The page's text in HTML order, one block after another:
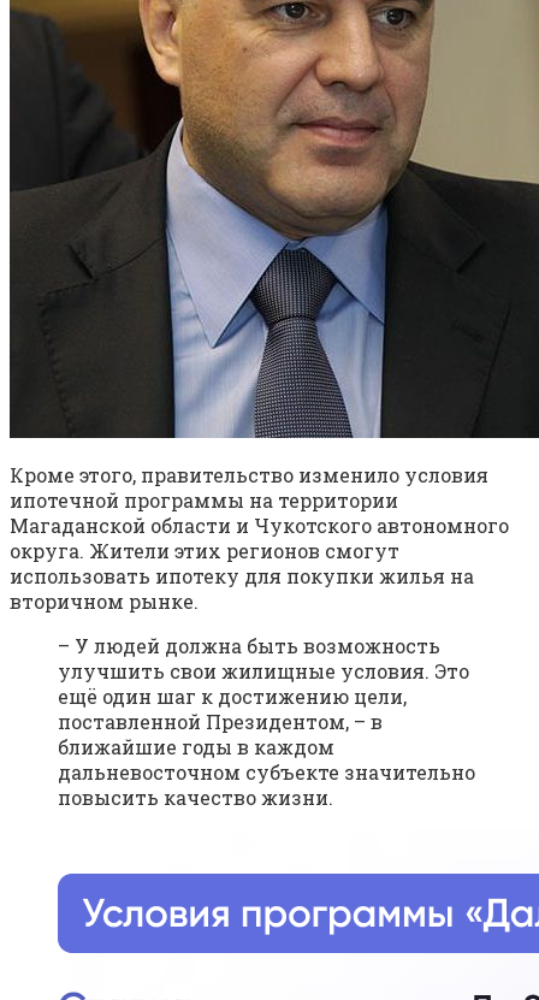
Кроме этого, правительство изменило условия
ипотечной программы на территории
Магаданской области и Чукотского автономного
округа. Жители этих регионов смогут
использовать ипотеку для покупки жилья на
вторичном рынке.
– У людей должна быть возможность
улучшить свои жилищные условия. Это
ещё один шаг к достижению цели,
поставленной Президентом, – в
ближайшие годы в каждом
дальневосточном субъекте значительно
повысить качество жизни.